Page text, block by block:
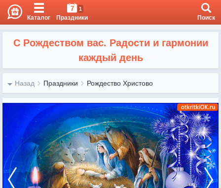
Каталог
7 1
Праздники Поиск
С Рождеством вас. Радости и гармонии
каждый день
Назад Праздники Рождество Христово